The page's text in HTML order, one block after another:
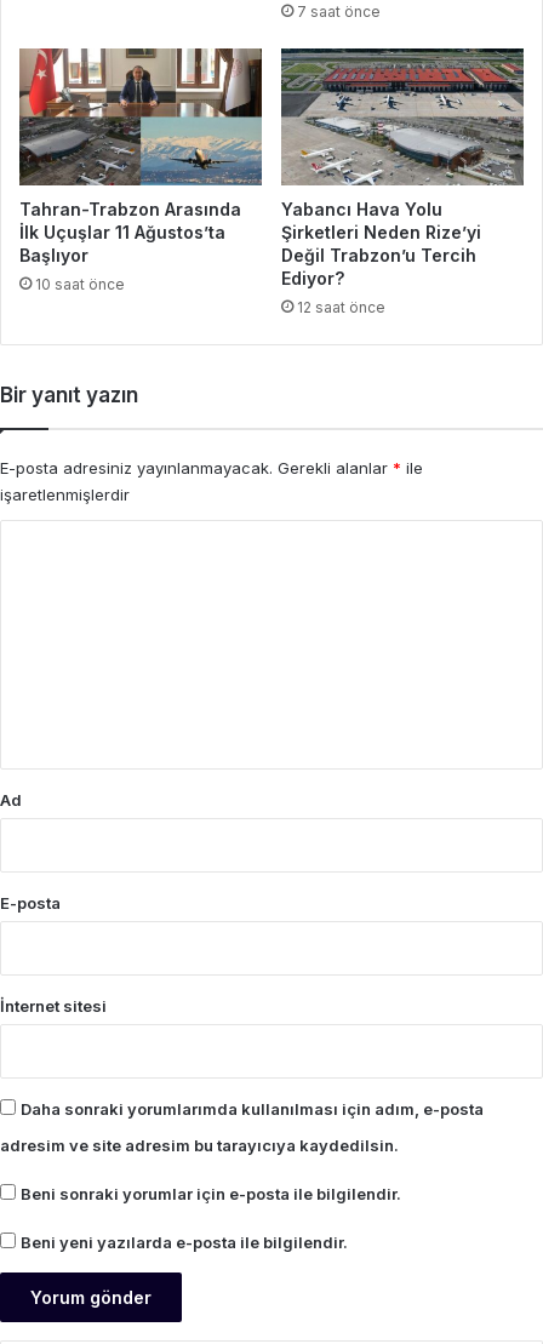
7 saat önce
Tahran-Trabzon Arasında
İlk Uçuşlar 11 Ağustos’ta
Başlıyor
10 saat önce
Yabancı Hava Yolu
Şirketleri Neden Rize’yi
Değil Trabzon’u Tercih
Ediyor?
12 saat önce
Bir yanıt yazın
E-posta adresiniz yayınlanmayacak. Gerekli alanlar * ile
işaretlenmişlerdir
Ad
E-posta
İnternet sitesi
Daha sonraki yorumlarımda kullanılması için adım, e-posta
adresim ve site adresim bu tarayıcıya kaydedilsin.
Beni sonraki yorumlar için e-posta ile bilgilendir.
Beni yeni yazılarda e-posta ile bilgilendir.